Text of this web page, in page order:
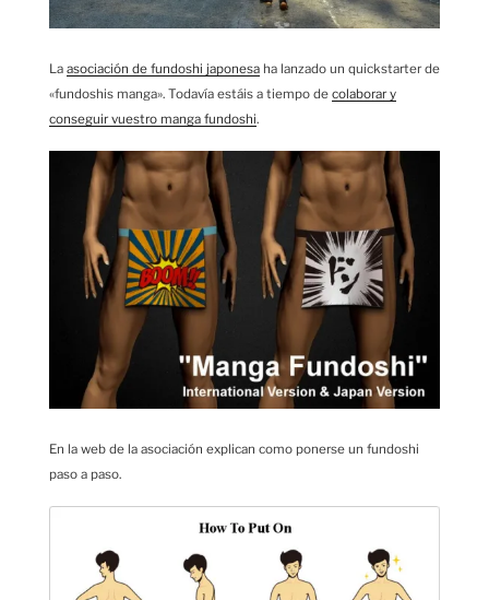
La asociación de fundoshi japonesa ha lanzado un quickstarter de
«fundoshis manga». Todavía estáis a tiempo de colaborar y
conseguir vuestro manga fundoshi.
En la web de la asociación explican como ponerse un fundoshi
paso a paso.